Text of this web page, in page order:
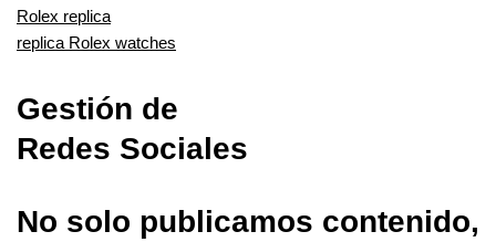
Rolex replica
replica Rolex watches
Gestión de
Redes Sociales
No solo publicamos contenido,